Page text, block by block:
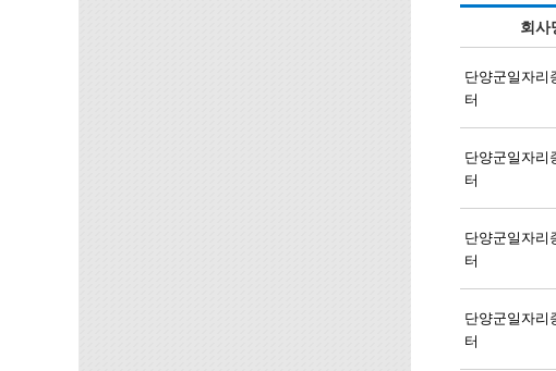
회사
단양군일자리
터
단양군일자리
터
단양군일자리
터
단양군일자리
터